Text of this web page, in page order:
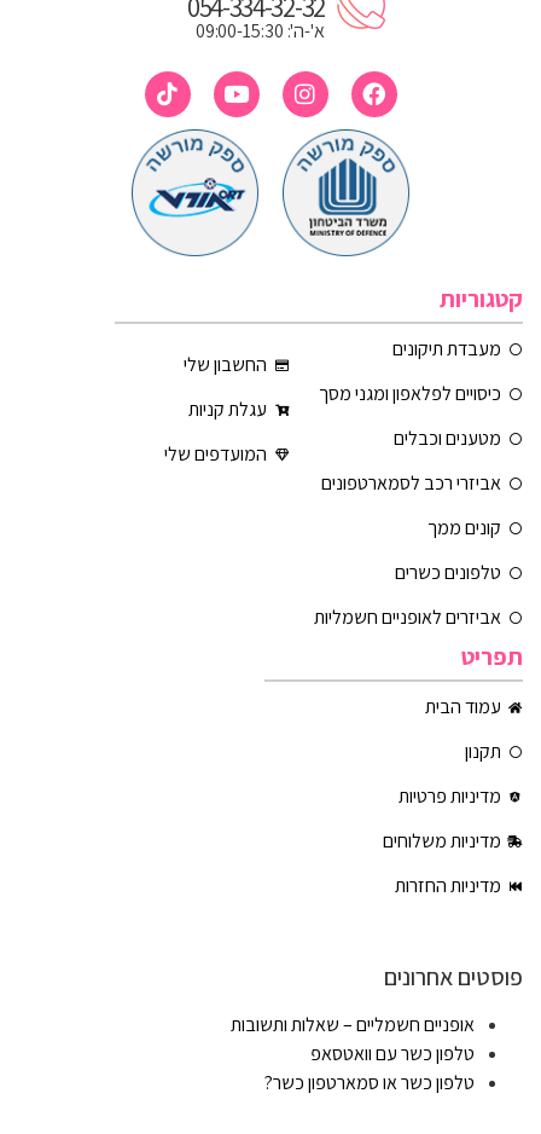
א'-ה': 09:00-15:30
קטגוריות
מעבדת תיקונים
כיסויים לפלאפון ומגני מסך
מטענים וכבלים
אביזרי רכב לסמארטפונים
קונים ממך
טלפונים כשרים
אביזרים לאופניים חשמליות
החשבון שלי
עגלת קניות
המועדפים שלי
תפריט
עמוד הבית
תקנון
מדיניות פרטיות
מדיניות משלוחים
מדיניות החזרות
פוסטים אחרונים
אופניים חשמליים – שאלות ותשובות
טלפון כשר עם וואטסאפ
טלפון כשר או סמארטפון כשר?